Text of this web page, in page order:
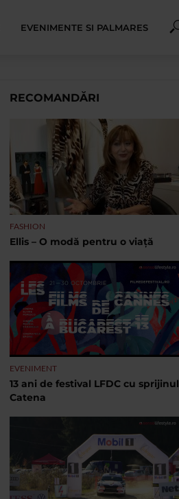
EVENIMENTE SI PALMARES
RECOMANDĂRI
FASHION
Ellis – O modă pentru o viață
EVENIMENT
13 ani de festival LFDC cu sprijinul
Catena